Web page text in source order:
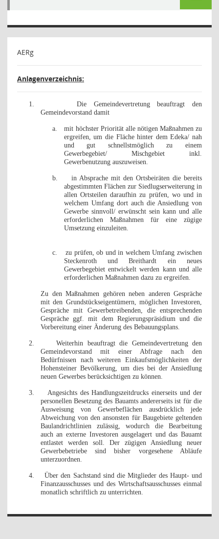
AERg
Anlagenverzeichnis:
1.
Die Gemeindevertretung beauftragt den
Gemeindevorstand damit
a.
mit höchster Priorität alle nötigen Maßnahmen zu
ergreifen, um die Fläche hinter dem Edeka/ nah
und gut schnellstmöglich zu einem
Gewerbegebiet/ Mischgebiet inkl.
Gewerbenutzung auszuweisen.
b.
in Absprache mit den Ortsbeiräten die bereits
abgestimmten Flächen zur Siedlugserweiterung in
allen Ortsteilen daraufhin zu prüfen, wo und in
welchem Umfang dort auch die Ansiedlung von
Gewerbe sinnvoll/ erwünscht sein kann und alle
erforderlichen Maßnahmen für eine zügige
Umsetzung einzuleiten.
c.
zu prüfen, ob und in welchem Umfang zwischen
Steckenroth und Breithardt ein neues
Gewerbegebiet entwickelt werden kann und alle
erforderlichen Maßnahmen dazu zu ergreifen.
Zu den Maßnahmen gehören neben anderen Gespräche
mit den Grundstückseigentümern, möglichen Investoren,
Gespräche mit Gewerbetreibenden, die entsprechenden
Gespräche ggf. mit dem Regierungspräsidium und die
Vorbereitung einer Änderung des Bebauungsplans.
2.
Weiterhin beauftragt die Gemeindevertretung den
Gemeindevorstand mit einer Abfrage nach den
Bedürfnissen nach weiteren Einkaufsmöglichkeiten der
Hohensteiner Bevölkerung, um dies bei der Ansiedlung
neuen Gewerbes berücksichtigen zu können.
3.
Angesichts des Handlungszeitdrucks einerseits und der
personellen Besetzung des Bauamts andererseits ist für die
Ausweisung von Gewerbeflächen ausdrücklich jede
Abweichung von den ansonsten für Baugebiete geltenden
Baulandrichtlinien zulässig, wodurch die Bearbeitung
auch an externe Investoren ausgelagert und das Bauamt
entlastet werden soll. Der zügigen Ansiedlung neuer
Gewerbebetriebe sind bisher vorgesehene Abläufe
unterzuordnen.
4.
Über den Sachstand sind die Mitglieder des Haupt- und
Finanzausschusses und des Wirtschaftsausschusses einmal
monatlich schriftlich zu unterrichten.